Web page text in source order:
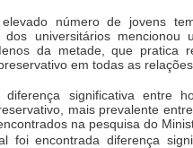
número de jovens
universitários mencionou
da metade, que pratica
em todas as
significativa entre
mais prevalente
na pesquisa do
foi encontrada diferença